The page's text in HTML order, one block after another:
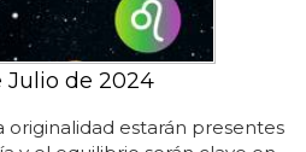
Julio de 2024
originalidad estarán presentes